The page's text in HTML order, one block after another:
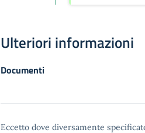
Ulteriori informazioni
Documenti
Eccetto dove diversamente